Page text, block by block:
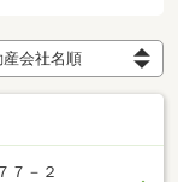
７－２